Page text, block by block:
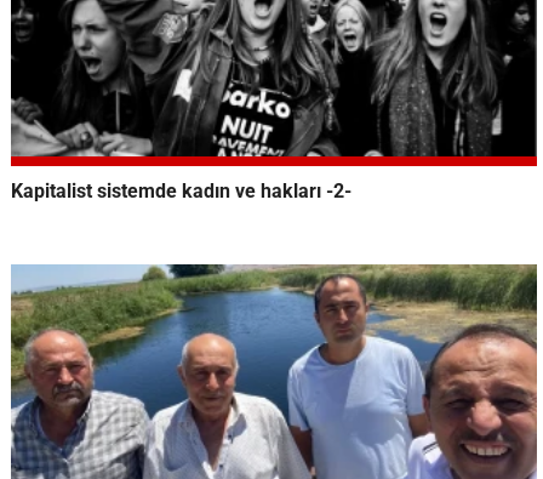
Kapitalist sistemde kadın ve hakları -2-